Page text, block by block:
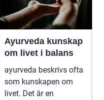
Ayurveda kunskap
om livet i balans
ayurveda beskrivs ofta
som kunskapen om
livet. Det är en